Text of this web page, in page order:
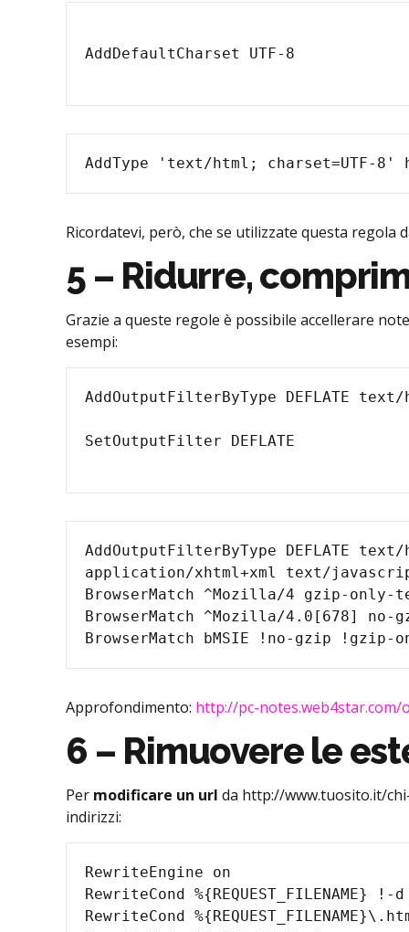
Ricordatevi, però, che se utilizzate questa regola
5 – Ridurre,
Grazie a queste regole è possibile accellerare
esempi:
AddOutputFilterByType DEFLATE
application/xhtml+xml text/
BrowserMatch ^Mozilla/4 gzip-only-
BrowserMatch ^Mozilla/4.0[678] no-
Approfondimento: http://pc-
6 – Rimuovere le
Per modificare un url da http://www.tuosito.it/
indirizzi:
RewriteEngine on
RewriteCond %{REQUEST_FILENAME} !-d
RewriteCond